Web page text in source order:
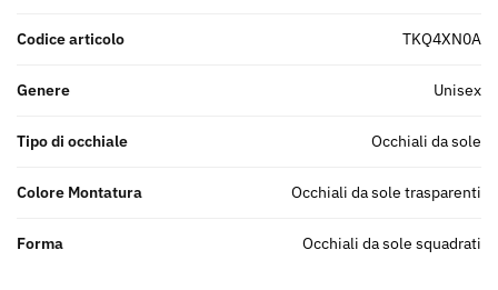
Codice articolo TKQ4XN0A
Genere unisex
Tipo di occhiale Occhiali da sole
Colore Montatura Occhiali da sole trasparenti
Forma Occhiali da sole squadrati